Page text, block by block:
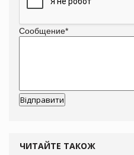
Сообщение*
ЧИТАЙТЕ ТАКОЖ